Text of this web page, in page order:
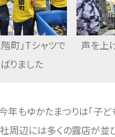
町」Tシャツで
りました
声を上
年もゆかたまつりは「子ど
周辺には多くの露店が並